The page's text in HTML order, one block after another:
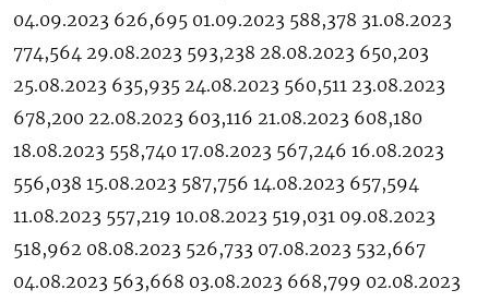
04.09.2023 626,695 01.09.2023 588,378 31.08.2023
774,564 29.08.2023 593,238 28.08.2023 650,203
25.08.2023 635,935 24.08.2023 560,511 23.08.2023
678,200 22.08.2023 603,116 21.08.2023 608,180
18.08.2023 558,740 17.08.2023 567,246 16.08.2023
556,038 15.08.2023 587,756 14.08.2023 657,594
11.08.2023 557,219 10.08.2023 519,031 09.08.2023
518,962 08.08.2023 526,733 07.08.2023 532,667
04.08.2023 563,668 03.08.2023 668,799 02.08.2023